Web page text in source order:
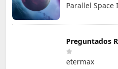
Parallel Space
Preguntados
etermax